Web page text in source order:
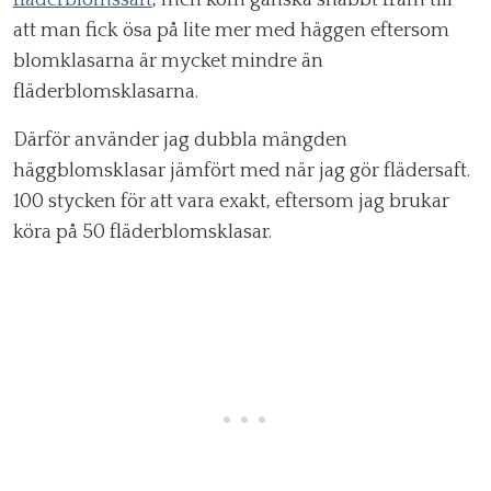
att man fick ösa på lite mer med häggen eftersom
blomklasarna är mycket mindre än
fläderblomsklasarna.
Därför använder jag dubbla mängden
häggblomsklasar jämfört med när jag gör flädersaft.
100 stycken för att vara exakt, eftersom jag brukar
köra på 50 fläderblomsklasar.